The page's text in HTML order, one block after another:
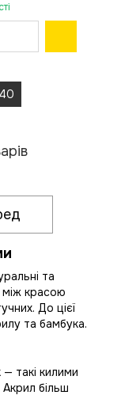
та
між красою
До цієї
та бамбука.
такі килими
Акрил більш